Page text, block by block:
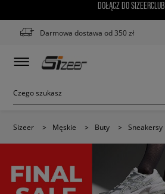
DOŁĄCZ DO SIZEERCLUB
Darmowa dostawa od 350 zł
Sizeer > Męskie > Buty > Sneakersy